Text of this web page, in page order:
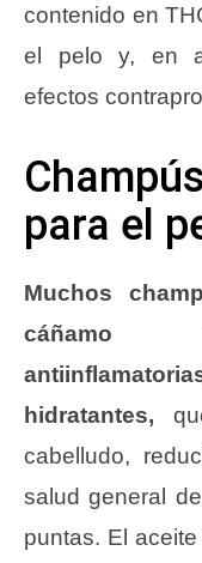
contenido en
el pelo y, en
efectos
para el
Muchos
cáñamo
hidratantes,
cabelludo,
salud general
puntas. El